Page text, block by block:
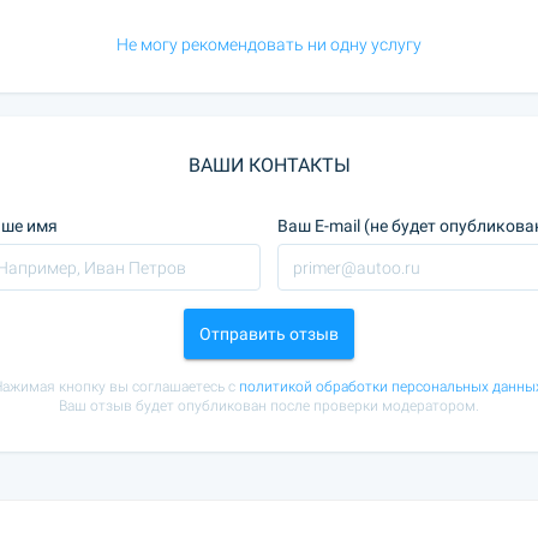
Не могу рекомендовать ни одну услугу
ВАШИ КОНТАКТЫ
имя Ваш E-mail (не будет
Отправить отзыв
кнопку вы соглашаетесь с политикой обработки персональных
Ваш отзыв будет опубликован после проверки модератором.